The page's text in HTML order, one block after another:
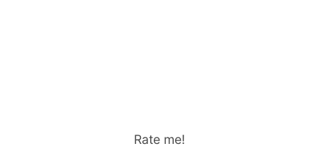
Rate me!